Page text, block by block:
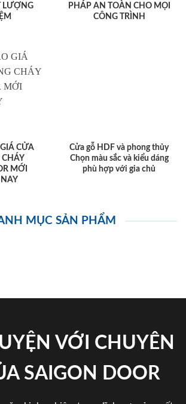
LƯỢNG
PHÁP AN TOÀN CHO MỌI
CÔNG TRÌNH
CỬA
CHÁY
MỚI
Cửa gỗ HDF và phong thủy
Chọn màu sắc và kiểu dáng
phù hợp với gia chủ
MỤC SẢN PHẨM
VỚI CHUYÊN
SAIGON DOOR